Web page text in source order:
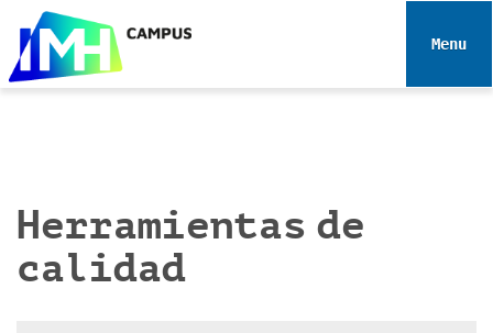
e
Toggle
Herramientas de
calidad